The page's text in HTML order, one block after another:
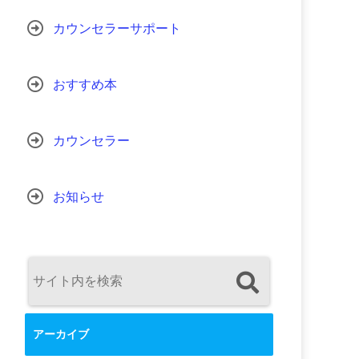
カウンセラーサポート
おすすめ本
カウンセラー
お知らせ
アーカイブ